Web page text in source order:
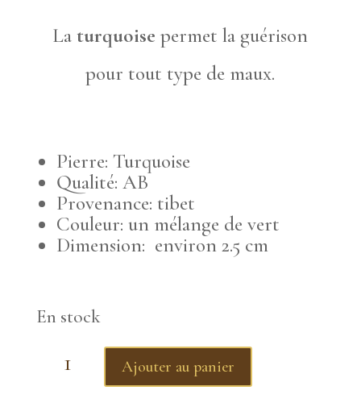
Laturquoise permet la guérison
pour tout type de maux.
Pierre: Turquoise
Qualité: AB
Provenance: tibet
Couleur: un mélange de vert
Dimension: environ 2.5 cm
En stock
quantité
Ajouter au panier